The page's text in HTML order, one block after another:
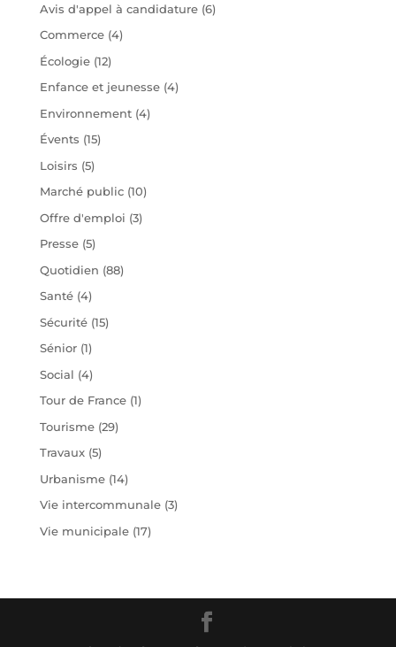
Avis d'appel à candidature(6)
Commerce(4)
Écologie(12)
Enfance et jeunesse(4)
Environnement(4)
Évents (15)
Loisirs (5)
Marché public(10)
Offre d'emploi (3)
Presse(5)
Quotidien (88)
Santé(4)
Sécurité(15)
Sénior(1)
Social (4)
Tour de France(1)
Tourisme(29)
Travaux(5)
Urbanisme(14)
Vie intercommunale(3)
Vie municipale(17)